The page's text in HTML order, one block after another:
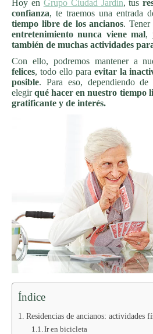
Hoy en Grupo Ciudad Jardín, tus
confianza, te traemos una entrada
tiempo libre de los ancianos.
entretenimiento nunca viene mal,
también de muchas actividades
Con ello, podremos mantener a
felices, todo ello para evitar la
posible. Para eso, dependiendo de
elegirqué hacer en nuestro tiempo
gratificante y de interés.
Índice
Residencias de ancianos: actividades
Ir en bicicleta